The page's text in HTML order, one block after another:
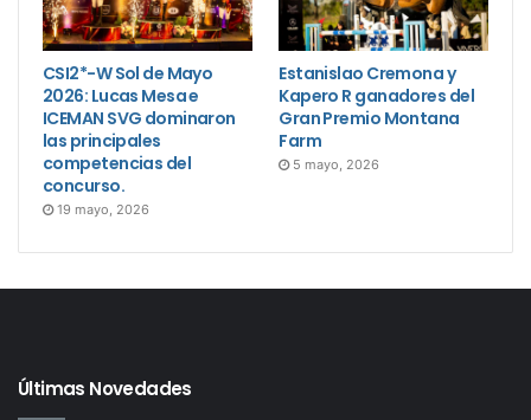
CSI2*-W Sol de Mayo
2026: Lucas Mesa e
ICEMAN SVG dominaron
las principales
competencias del
concurso.
19 mayo, 2026
Estanislao Cremona y
Kapero R ganadores del
Gran Premio Montana
Farm
5 mayo, 2026
Últimas Novedades